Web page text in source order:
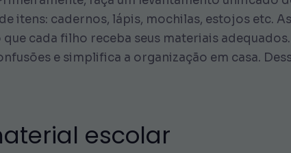
itens: cadernos, lápis, mochilas, estojos etc.
cada filho receba seus materiais
e simplifica a organização em casa.
escolar